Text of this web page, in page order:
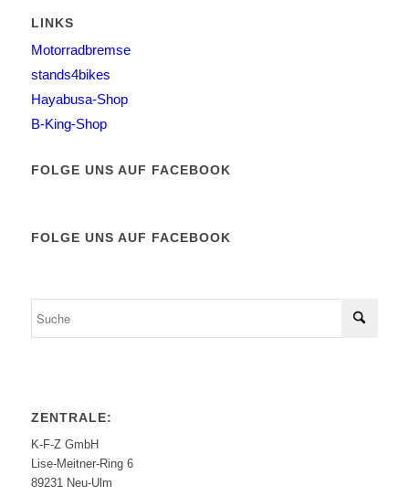
LINKS
Motorradbremse
stands4bikes
Hayabusa-Shop
B-King-Shop
FOLGE UNS AUF FACEBOOK
FOLGE UNS AUF FACEBOOK
ZENTRALE:
K-F-Z GmbH
Lise-Meitner-Ring 6
89231 Neu-Ulm